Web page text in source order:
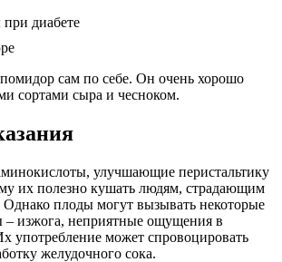
сам по себе. Он очень хорошо
сортами сыра и чесноком.
улучшающие перистальтику
их полезно кушать людям, страдающим
Однако плоды могут вызывать некоторые
изжога, неприятные ощущения в
употребление может спровоцировать
желудочного сока.